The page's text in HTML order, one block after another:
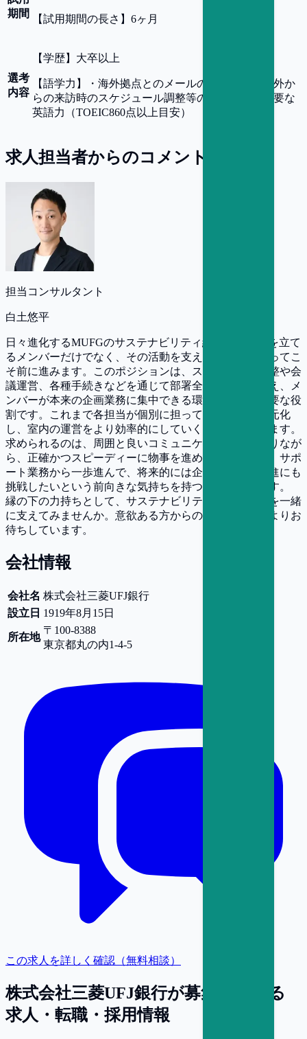
期間
【試用期間の長さ 】 6ヶ月
選考
内容
【学歴】 大卒以上
【語学力 】
・海外拠点とのメールのやりとりや海外か
らの来訪時のスケジュール調整等の業務遂行に必要な
英語力（TOEIC860点以上目安）
求人担当者からのコメント
担当コンサルタント
白土悠平
日々進化するMUFGのサステナビリティ経営は、戦略を立て
るメンバーだけでなく、その活動を支える人の力があってこ
そ前に進みます。このポジションは、スケジュール調整や会
議運営、各種手続きなどを通じて部署全体の運営を支え、メ
ンバーが本来の企画業務に集中できる環境をつくる重要な役
割です。これまで各担当が個別に担っていた業務を一元化
し、室内の運営をより効率的にしていく仕事でもあります。
求められるのは、周囲と良いコミュニケーションを取りなが
ら、正確かつスピーディーに物事を進められる方です。サポ
ート業務から一歩進んで、将来的には企画の立案や推進にも
挑戦したいという前向きな気持ちを持つ方を歓迎します。
縁の下の力持ちとして、サステナビリティ経営の進化を一緒
に支えてみませんか。意欲ある方からのご応募を、心よりお
待ちしています。
会社情報
会社名 株式会社三菱UFJ銀行
設立日 1919年8月15日
所在地
〒100-8388
東京都丸の内1-4-5
この求人を詳しく確認（無料相談）
株式会社三菱UFJ銀行が募集している
求人・転職・採用情報